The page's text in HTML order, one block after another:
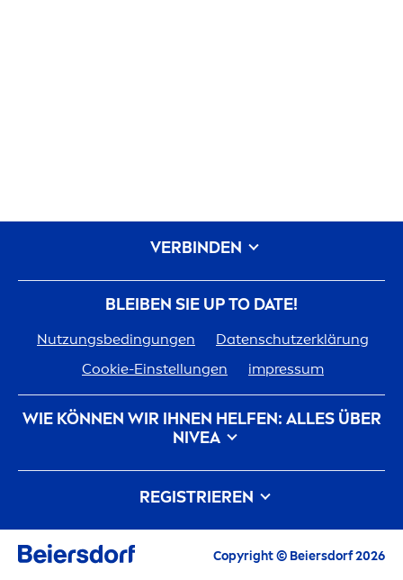
BLEIBEN SIE UP TO DATE!
Nutzungsbedingungen
Datenschutzerklärung
Cookie-Einstellungen
impressum
WIE KÖNNEN WIR IHNEN HELFEN: ALLES ÜBER
NIVEA
Markenhistorie
Karriere bei Beiersdorf
Unsere Philosophie
Kontakt
REGISTRIEREN
Alle aktuellen Highlights, Pflegetipps,
VERBINDEN
Copyright © Beiersdorf 2026